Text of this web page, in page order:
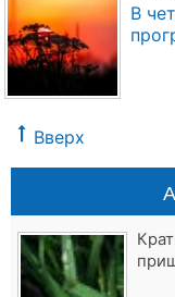
В
Вверх